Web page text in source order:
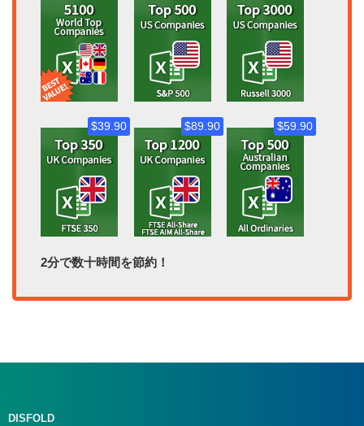
$39.90 $89.90 $59.90
2分で数十時間を節約！
DISFOLD